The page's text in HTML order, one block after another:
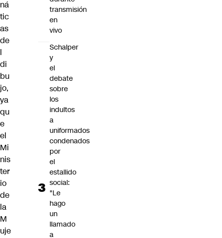
ná
tic
as
de
l
di
bu
jo,
ya
qu
e
el
Mi
nis
ter
io
de
la
M
uje
transmisión
en
vivo
Schalper
y
el
debate
sobre
los
indultos
a
uniformados
condenados
por
el
estallido
social:
"Le
hago
un
llamado
a